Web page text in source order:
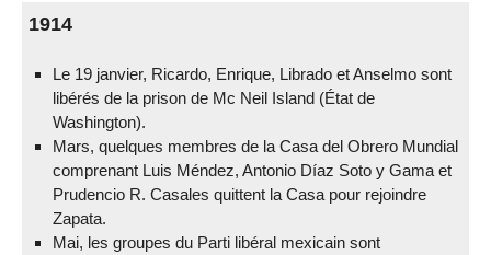
1914
Le 19 janvier, Ricardo, Enrique, Librado et Anselmo sont
libérés de la prison de Mc Neil Island (État de
Washington).
Mars, quelques membres de la Casa del Obrero Mundial
comprenant Luis Méndez, Antonio Díaz Soto y Gama et
Prudencio R. Casales quittent la Casa pour rejoindre
Zapata.
Mai, les groupes du Parti libéral mexicain sont